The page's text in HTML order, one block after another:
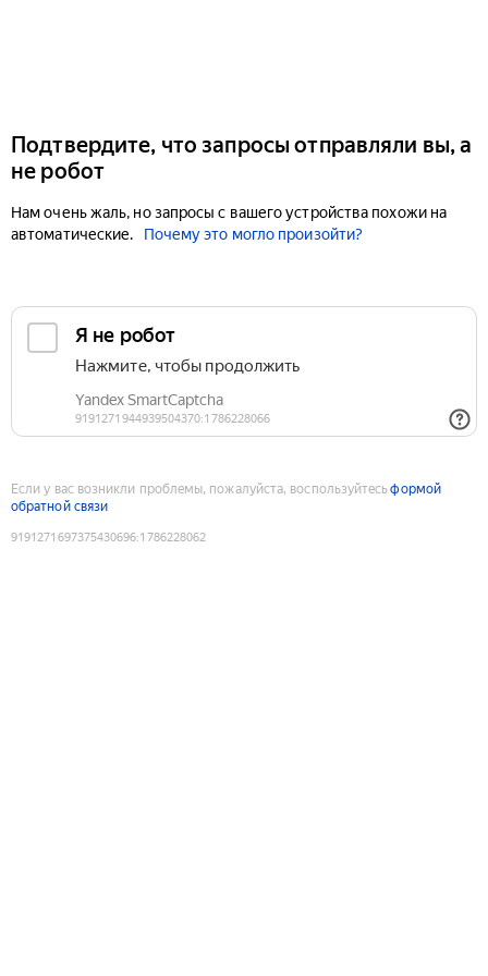
Подтвердите, что запросы отправляли вы, а
не робот
Нам очень жаль, но запросы с вашего устройства похожи на
автоматические.
Почему это могло произойти?
Если у вас возникли проблемы, пожалуйста, воспользуйтесьформой
обратной связи
9191271697375430696:1786228062